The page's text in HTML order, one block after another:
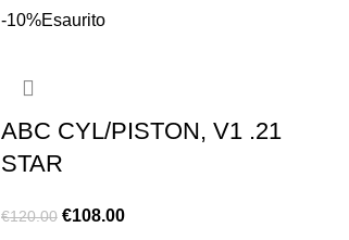
-10%Esaurito
ABC CYL/PISTON, V1 .21
STAR
€120.00 €108.00